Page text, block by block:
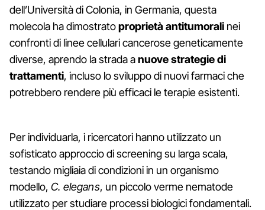
dell’Università di Colonia, in Germania, questa
molecola ha dimostratoproprietà antitumorali nei
confronti di linee cellulari cancerose geneticamente
diverse, aprendo la strada anuove strategie di
trattamenti, incluso lo sviluppo di nuovi farmaci che
potrebbero rendere più efficaci le terapie esistenti.
Per individuarla, i ricercatori hanno utilizzato un
sofisticato approccio di screening su larga scala,
testando migliaia di condizioni in un organismo
modello, C. elegans, un piccolo verme nematode
utilizzato per studiare processi biologici fondamentali.